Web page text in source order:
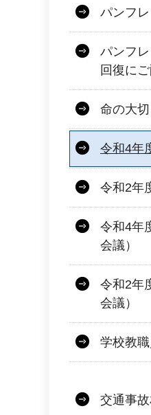
パンフ
パンフ
回復にご
命の大
令和4年
令和2年
令和4年
会議）
令和2年
会議）
学校教
交通事